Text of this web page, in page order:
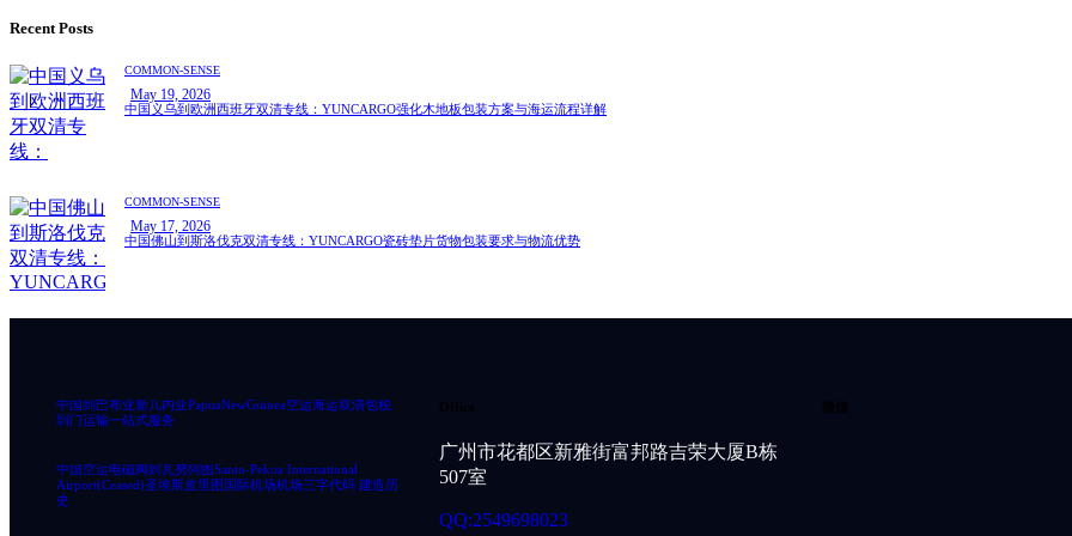
Recent Posts
COMMON-SENSE
May 19, 2026
中国义乌到欧洲西班牙双清专线：YUNCARGO强化木地板包装方案与海运流程详解
COMMON-SENSE
May 17, 2026
中国佛山到斯洛伐克双清专线：YUNCARGO瓷砖垫片货物包装要求与物流优势
中国到巴布亚新几内亚PapuaNewGuinea空运海运双清包税
到门运输一站式服务
中国空运电磁阀到瓦努阿图Santo-Pekoa International
Airport(Ceased)圣埃斯皮里图国际机场机场三字代码 建造历
史
广州市花都区新雅街富邦路吉荣大厦B栋
507室
QQ:2549698023